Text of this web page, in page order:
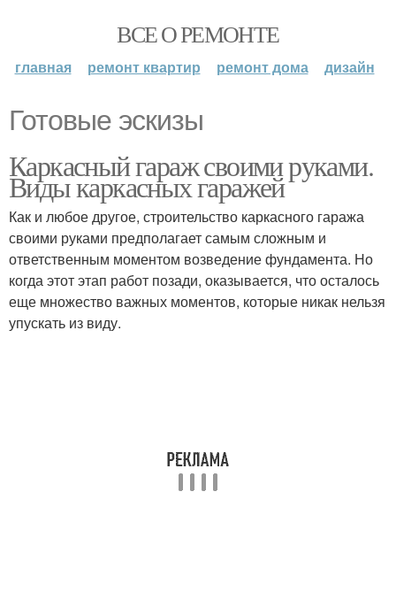
ВСЕ О РЕМОНТЕ
главная ремонт квартир ремонт дома дизайн
Готовые эскизы
Каркасный гараж своими руками.
Виды каркасных гаражей
Как и любое другое, строительство каркасного гаража
своими руками предполагает самым сложным и
ответственным моментом возведение фундамента. Но
когда этот этап работ позади, оказывается, что осталось
еще множество важных моментов, которые никак нельзя
упускать из виду.